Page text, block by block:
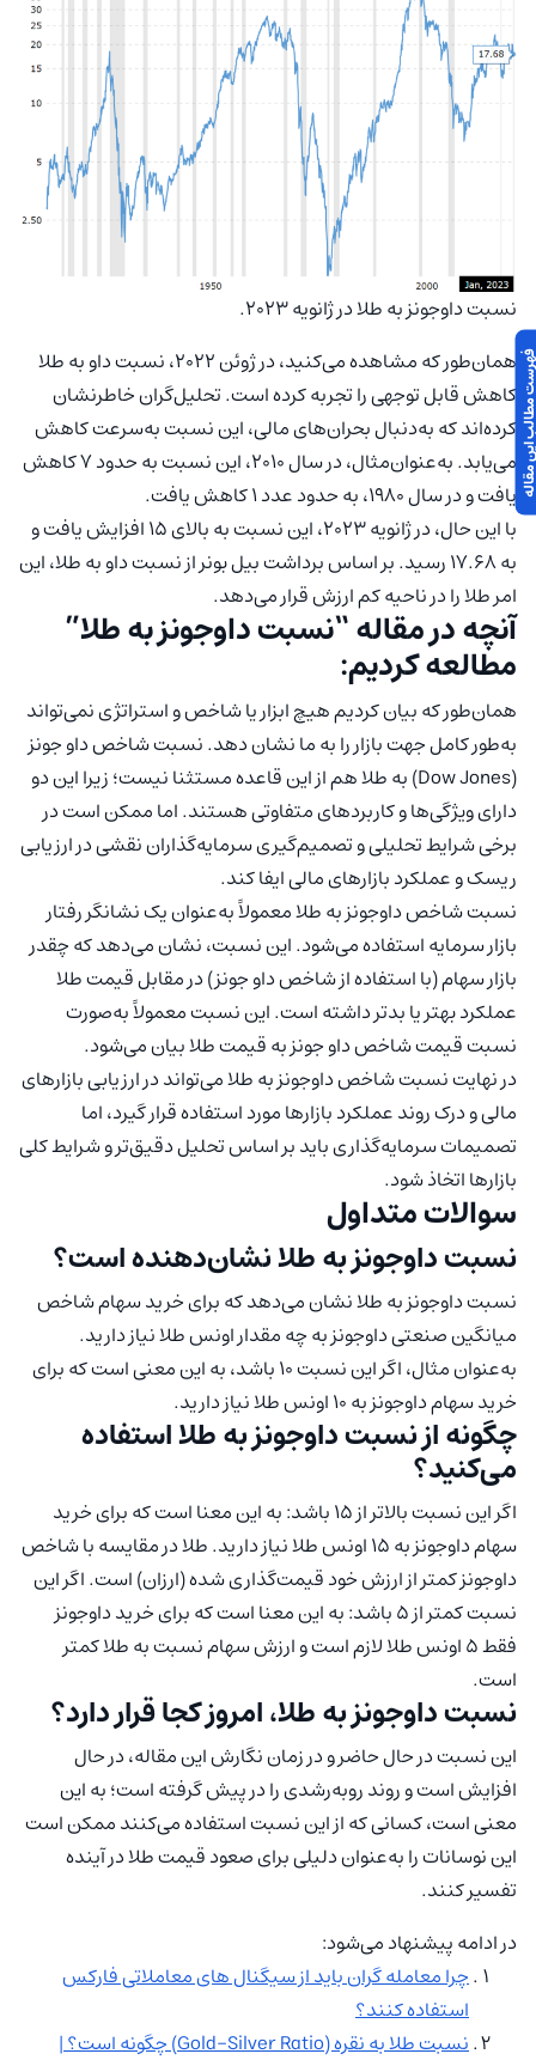
نسبت داوجونز به طلا در ژانویه 2023.
همان‌طور که مشاهده می‌کنید، در ژوئن 2022، نسبت داو به طلا
کاهش قابل توجهی را تجربه کرده است. تحلیل‌گران خاطرنشان
کرده‌اند که به‌دنبال بحران‌های مالی، این نسبت به‌سرعت کاهش
می‌یابد. به‌عنوان‌مثال، در سال 2010، این نسبت به حدود 7 کاهش
یافت و در سال 1980، به حدود عدد 1 کاهش یافت.
با این حال، در ژانویه 2023، این نسبت به بالای 15 افزایش یافت و
به 17.68 رسید. بر اساس برداشت بیل بونر از نسبت داو به طلا، این
امر طلا را در ناحیه کم ارزش قرار می‌دهد.
آنچه در مقاله “نسبت داوجونز به طلا”
مطالعه کردیم:
همان‌طور که بیان کردیم هیچ ابزار یا شاخص و استراتژی نمی‌تواند
به‌طور کامل جهت بازار را به ما نشان دهد. نسبت شاخص داو جونز
(Dow Jones) به طلا هم از این قاعده مستثنا نیست؛ زیرا این دو
دارای ویژگی‌ها و کاربردهای متفاوتی هستند. اما ممکن است در
برخی شرایط تحلیلی و تصمیم‌گیری سرمایه‌گذاران نقشی در ارزیابی
ریسک و عملکرد بازارهای مالی ایفا کند.
نسبت شاخص داوجونز به طلا معمولاً به‌عنوان یک نشانگر رفتار
بازار سرمایه استفاده می‌شود. این نسبت، نشان می‌دهد که چقدر
بازار سهام (با استفاده از شاخص داو جونز) در مقابل قیمت طلا
عملکرد بهتر یا بدتر داشته است. این نسبت معمولاً به‌صورت
نسبت قیمت شاخص داو جونز به قیمت طلا بیان می‌شود.
در نهایت نسبت شاخص داوجونز به طلا می‌تواند در ارزیابی بازارهای
مالی و درک روند عملکرد بازارها مورد استفاده قرار گیرد، اما
تصمیمات سرمایه‌گذاری باید بر اساس تحلیل دقیق‌تر و شرایط کلی
بازارها اتخاذ شود.
سوالات متداول
نسبت داوجونز به طلا نشان‌دهنده است؟
نسبت داوجونز به طلا نشان می‌دهد که برای خرید سهام شاخص
میانگین صنعتی داوجونز به چه مقدار اونس طلا نیاز دارید.
به‌عنوان مثال، اگر این نسبت 10 باشد، به این معنی است که برای
خرید سهام داوجونز به 10 اونس طلا نیاز دارید.
چگونه از نسبت داوجونز به طلا استفاده
می‌کنید؟
اگر این نسبت بالاتر از 15 باشد: به این معنا است که برای خرید
سهام داوجونز به 15 اونس طلا نیاز دارید. طلا در مقایسه با شاخص
داوجونز کمتر از ارزش‌ خود قیمت‌گذاری شده (ارزان) است. اگر این
نسبت کمتر از 5 باشد: به این معنا است که برای خرید داوجونز
فقط 5 اونس طلا لازم است و ارزش سهام نسبت به طلا کمتر
است.
نسبت داوجونز به طلا، امروز کجا قرار دارد؟
این نسبت در حال حاضر و در زمان نگارش این مقاله، در حال
افزایش است و روند روبه‌رشدی را در پیش گرفته است؛ به این
معنی است، کسانی که از این نسبت استفاده می‌کنند ممکن است
این نوسانات را به‌عنوان دلیلی برای صعود قیمت طلا در آینده
تفسیر کنند.
در ادامه پیشنهاد می‌شود:
چرا معامله گران باید از سیگنال های معاملاتی فارکس
استفاده کنند؟
نسبت طلا به نقره (Gold-Silver Ratio) چگونه است؟ |
مقاله